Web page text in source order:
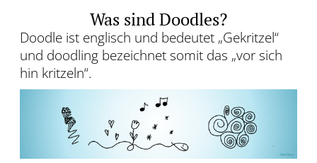
Was sind Doodles?
Doodle ist englisch und bedeutet „Gekritzel“
und doodling bezeichnet somit das „vor sich
hin kritzeln“.